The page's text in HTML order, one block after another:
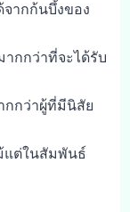
จากก้นบึ้งของ
กกว่าที่จะได้รับ
กกว่าผู้ที่มีนิสัย
แต่ในสัมพันธ์